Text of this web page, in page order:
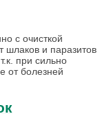
с очисткой
шлаков и паразитов
при сильно
от болезней